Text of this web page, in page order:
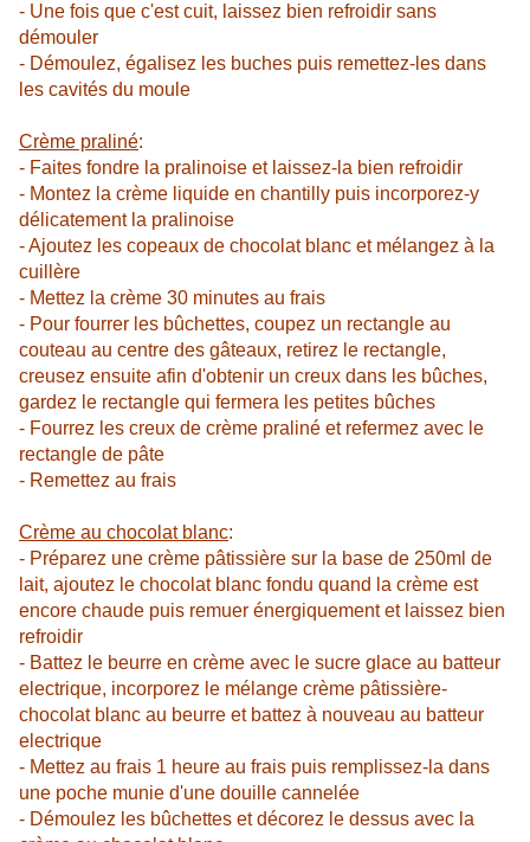
- Une fois que c'est cuit, laissez bien refroidir sans
démouler
- Démoulez, égalisez les buches puis remettez-les dans
les cavités du moule
Crème praliné:
- Faites fondre la pralinoise et laissez-la bien refroidir
- Montez la crème liquide en chantilly puis incorporez-y
délicatement la pralinoise
- Ajoutez les copeaux de chocolat blanc et mélangez à la
cuillère
- Mettez la crème 30 minutes au frais
- Pour fourrer les bûchettes, coupez un rectangle au
couteau au centre des gâteaux, retirez le rectangle,
creusez ensuite afin d'obtenir un creux dans les bûches,
gardez le rectangle qui fermera les petites bûches
- Fourrez les creux de crème praliné et refermez avec le
rectangle de pâte
- Remettez au frais
Crème au chocolat blanc:
- Préparez une crème pâtissière sur la base de 250ml de
lait, ajoutez le chocolat blanc fondu quand la crème est
encore chaude puis remuer énergiquement et laissez bien
refroidir
- Battez le beurre en crème avec le sucre glace au batteur
electrique, incorporez le mélange crème pâtissière-
chocolat blanc au beurre et battez à nouveau au batteur
electrique
- Mettez au frais 1 heure au frais puis remplissez-la dans
une poche munie d'une douille cannelée
- Démoulez les bûchettes et décorez le dessus avec la